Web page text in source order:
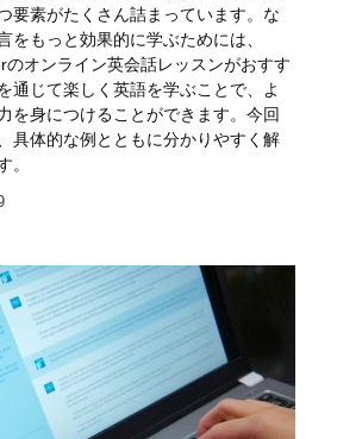
要素がたくさん詰まっています。な
をもっと効果的に学ぶためには、
のオンライン英会話レッスンがおすす
通じて楽しく英語を学ぶことで、よ
を身につけることができます。今回
具体的な例とともに分かりやすく解
。